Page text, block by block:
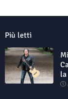
Più letti